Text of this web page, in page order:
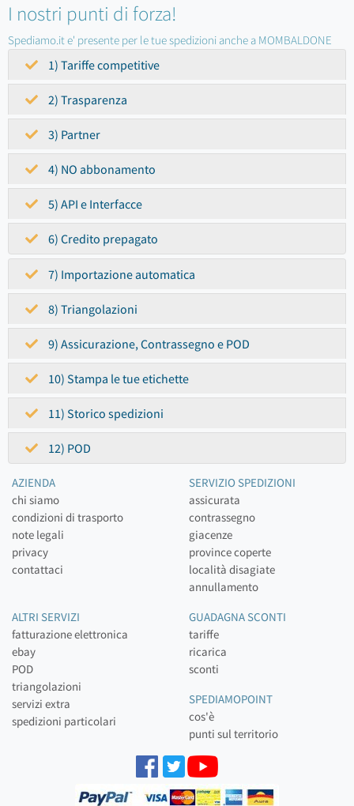
I nostri punti di forza!
Spediamo.it e' presente per le tue spedizioni anche a MOMBALDONE
1) Tariffe competitive
2) Trasparenza
3) Partner
4) NO abbonamento
5) API e Interfacce
6) Credito prepagato
7) Importazione automatica
8) Triangolazioni
9) Assicurazione, Contrassegno e POD
10) Stampa le tue etichette
11) Storico spedizioni
12) POD
AZIENDA
chi siamo
condizioni di trasporto
note legali
privacy
contattaci
SERVIZIO SPEDIZIONI
assicurata
contrassegno
giacenze
province coperte
località disagiate
annullamento
ALTRI SERVIZI
fatturazione elettronica
ebay
POD
triangolazioni
servizi extra
spedizioni particolari
GUADAGNA SCONTI
tariffe
ricarica
sconti
SPEDIAMOPOINT
cos'è
punti sul territorio